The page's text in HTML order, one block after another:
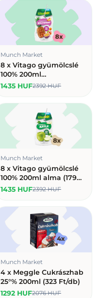
Munch Market
8 x Vitago gyümölcslé
100% 200ml
multivitamin (179
1435 HUF2392 HUF
Munch Market
8 x Vitago gyümölcslé
100% 200ml alma (179
HUF/db)
1435 HUF2392 HUF
Munch Market
4 x Meggle Cukrászhab
25°% 200ml (323 Ft/db)
1292 HUF2076 HUF